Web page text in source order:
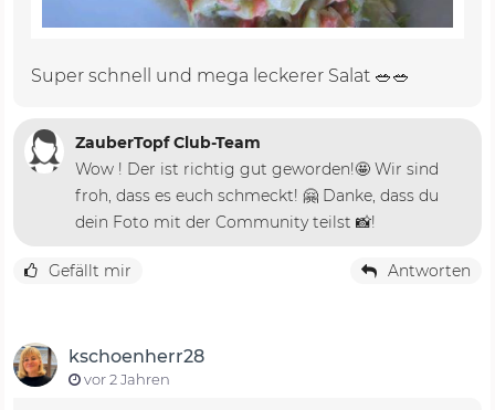
Super schnell und mega leckerer Salat 🥗🥗
ZauberTopf Club-Team
Wow ! Der ist richtig gut geworden!🤩 Wir sind
froh, dass es euch schmeckt! 🤗 Danke, dass du
dein Foto mit der Community teilst 📸!
Gefällt mir Antworten
kschoenherr28
vor 2 Jahren